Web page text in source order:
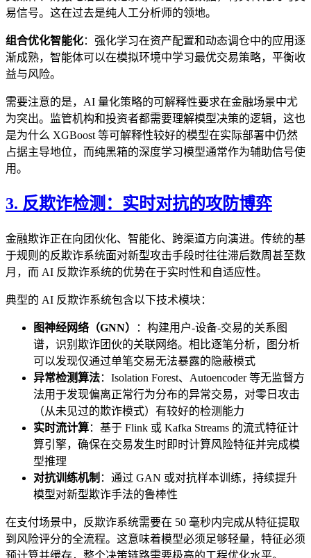
易信号。这在过去是纯人工分析师的领地。
组合优化智能化：强化学习在资产配置和动态调仓中的应用逐
渐成熟，智能体可以在模拟环境中学习最优交易策略，平衡收
益与风险。
需要注意的是，AI 量化策略的可解释性要求在金融场景中尤
为突出。监管机构和投资者都需要理解模型决策的逻辑，这也
是为什么 XGBoost 等可解释性较好的模型在实际部署中仍然
占据主导地位，而纯黑箱的深度学习模型通常作为辅助信号使
用。
3. 反欺诈检测：实时对抗的攻防博弈
金融欺诈正在向团伙化、智能化、跨渠道方向演进。传统的基
于规则的反欺诈系统面对新型攻击手段时往往滞后数周甚至数
月，而 AI 反欺诈系统的优势在于实时性和自适应性。
典型的 AI 反欺诈系统包含以下技术模块：
图神经网络（GNN）
：构建用户-设备-交易的关系图
谱，识别欺诈团伙的关联网络。相比逐笔分析，图分析
可以发现仅通过单笔交易无法暴露的隐蔽模式
异常检测算法：Isolation Forest、Autoencoder 等无监督方
法用于发现偏离正常行为分布的异常交易，对零日攻击
（从未见过的欺诈模式）有较好的检测能力
实时流计算：基于 Flink 或 Kafka Streams 的流式特征计
算引擎，确保在交易发生时即时计算风险特征并完成模
型推理
对抗训练机制 ：通过 GAN 或对抗样本训练，持续提升
模型对新型欺诈手法的鲁棒性
在支付场景中，反欺诈系统需要在 50 毫秒内完成从特征提取
到风险评分的全流程。这意味着模型必须足够轻量，特征必须